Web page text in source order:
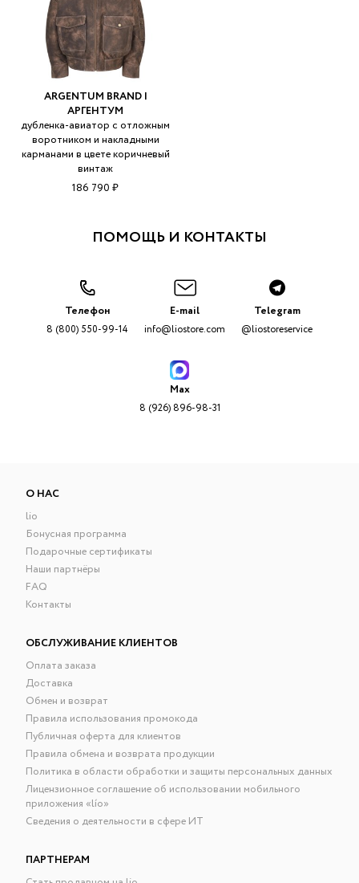
ARGENTUM BRAND |
АРГЕНТУМ
дубленка-авиатор с отложным
воротником и накладными
карманами в цвете коричневый
винтаж
186 790 ₽
ПОМОЩЬ И КОНТАКТЫ
Телефон
8 (800) 550-99-14
E-mail
info@liostore.com
Telegram
@liostoreservice
Max
8 (926) 896-98-31
О НАС
lio
Бонусная программа
Подарочные сертификаты
Наши партнёры
FAQ
Контакты
ОБСЛУЖИВАНИЕ КЛИЕНТОВ
Оплата заказа
Доставка
Обмен и возврат
Правила использования промокода
Публичная оферта для клиентов
Правила обмена и возврата продукции
Политика в области обработки и защиты персональных данных
Лицензионное соглашение об использовании мобильного
приложения «lío»
Сведения о деятельности в сфере ИТ
ПАРТНЕРАМ